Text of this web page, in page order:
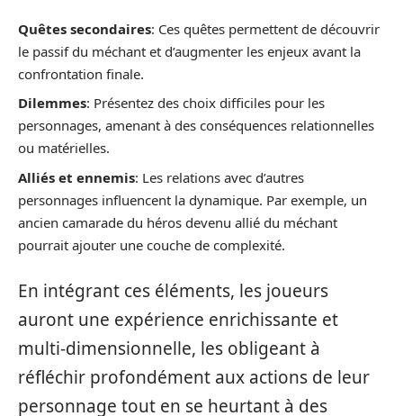
Quêtes secondaires: Ces quêtes permettent de découvrir
le passif du méchant et d’augmenter les enjeux avant la
confrontation finale.
Dilemmes: Présentez des choix difficiles pour les
personnages, amenant à des conséquences relationnelles
ou matérielles.
Alliés et ennemis: Les relations avec d’autres
personnages influencent la dynamique. Par exemple, un
ancien camarade du héros devenu allié du méchant
pourrait ajouter une couche de complexité.
En intégrant ces éléments, les joueurs
auront une expérience enrichissante et
multi-dimensionnelle, les obligeant à
réfléchir profondément aux actions de leur
personnage tout en se heurtant à des